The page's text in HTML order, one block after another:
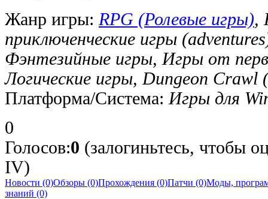
Жанр игры: RPG (Ролевые игры),
приключенческие игры
Фэнтезийные игры, Игры от
Логические игры, Dungeon Crawl
Платформа/Система: Игры для
0
Голосов:0 (залогиньтесь, чтобы
IV)
Новости (0)Обзоры (0)Прохождения (0)Патчи (0)Моды,
знаний (0)